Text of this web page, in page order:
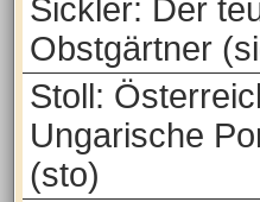
Sickler: Der
Obstgärtner
Stoll:
Ungarische
(sto)